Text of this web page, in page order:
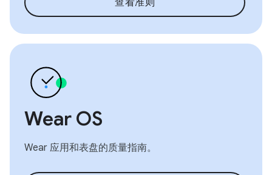
查看准则
Wear OS
Wear 应用和表盘的质量指南。